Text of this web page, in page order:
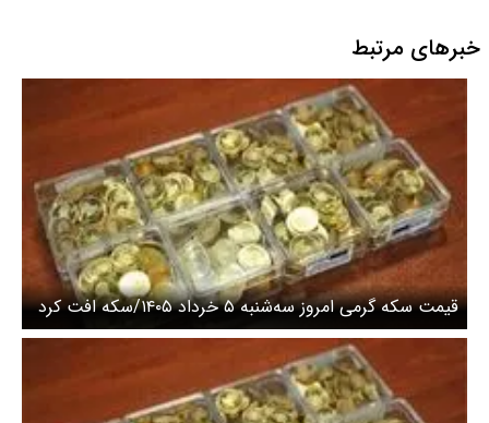
خبرهای مرتبط
قیمت سکه گرمی امروز سه‌شنبه ۵ خرداد ۱۴۰۵/سکه افت کرد